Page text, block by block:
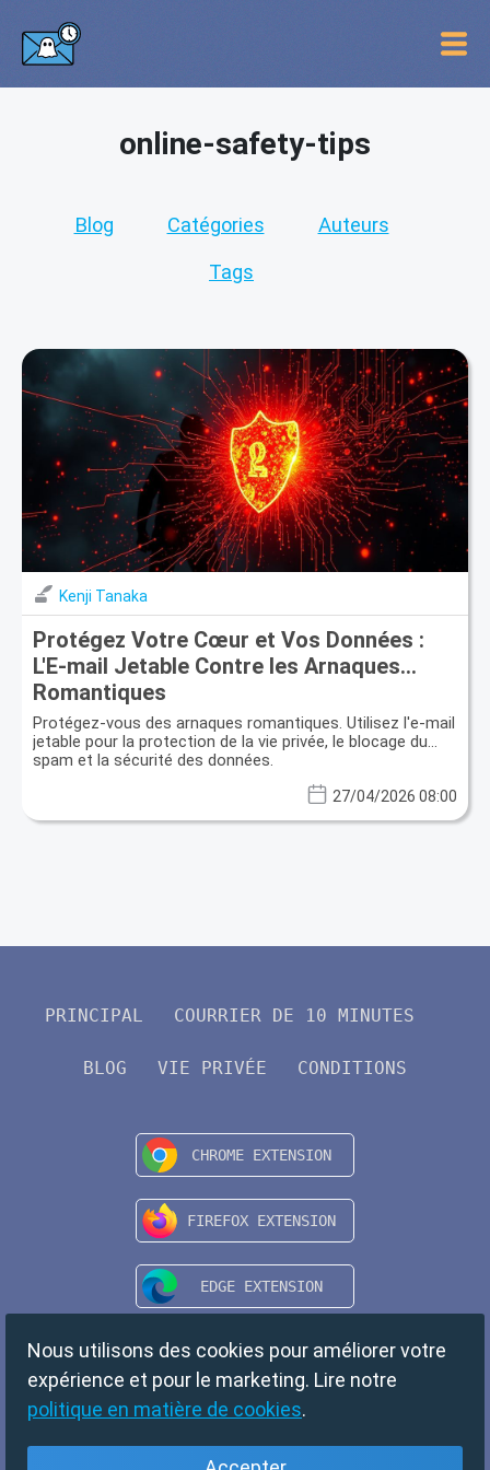
online-safety-tips
Blog Catégories Auteurs
Tags
Kenji Tanaka
Protégez Votre Cœur et Vos Données :
L'E-mail Jetable Contre les Arnaques
Romantiques
Protégez-vous des arnaques romantiques. Utilisez l'e-mail
jetable pour la protection de la vie privée, le blocage du
spam et la sécurité des données.
27/04/2026 08:00
PRINCIPAL COURRIER DE 10 MINUTES
BLOG VIE PRIVÉE CONDITIONS
Nous utilisons des cookies pour améliorer votre
expérience et pour le marketing. Lire notre
politique en matière de cookies.